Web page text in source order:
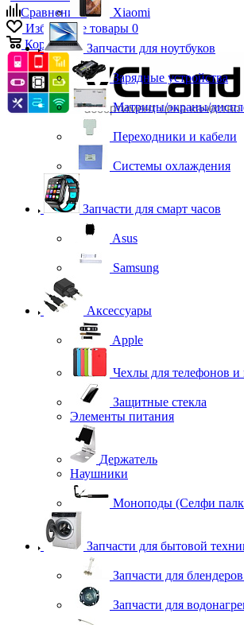
Сравнение0
Избранные товары 0
Корзина 0
Xiaomi
Запчасти для ноутбуков
Зарядные устройства
Матрицы/экраны/
Переходники и кабели
Системы охлаждения
Запчасти для смарт часов
Asus
Samsung
Аксессуары
Apple
Чехлы для телефонов и
Защитные стекла
Элементы питания
Держатель
Наушники
Моноподы (Селфи
Запчасти для бытовой
Запчасти для
Запчасти для